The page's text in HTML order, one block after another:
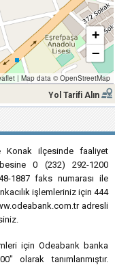
+
−
| Map data ©OpenStreetMap
Yol Tarifi Alın
Konak ilçesinde faaliyet
0 (232) 292-1200
1887 faks numarası ile
işlemleriniz için 444
adresli
için Odeabank banka
olarak tanımlanmıştır.